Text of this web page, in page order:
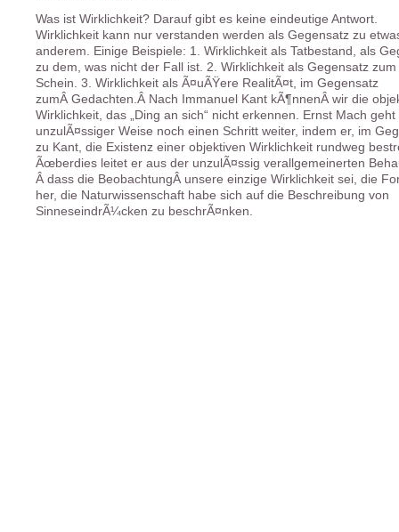
Was ist Wirklichkeit? Darauf gibt es keine eindeutige Antwort.
Wirklichkeit kann nur verstanden werden als Gegensatz zu
anderem. Einige Beispiele: 1. Wirklichkeit als Tatbestand, als
zu dem, was nicht der Fall ist. 2. Wirklichkeit als Gegensatz zum
Schein. 3. Wirklichkeit als Ã¤uÃŸere RealitÃ¤t, im Gegensatz
zumÂ Gedachten.Â Nach Immanuel Kant kÃ¶nnenÂ wir die
Wirklichkeit, das „Ding an sich“ nicht erkennen. Ernst Mach geht
unzulÃ¤ssiger Weise noch einen Schritt weiter, indem er, im
zu Kant, die Existenz einer objektiven Wirklichkeit rundweg
Ãœberdies leitet er aus der unzulÃ¤ssig verallgemeinerten
Â dass die BeobachtungÂ unsere einzige Wirklichkeit sei, die
her, die Naturwissenschaft habe sich auf die Beschreibung von
SinneseindrÃ¼cken zu beschrÃ¤nken.